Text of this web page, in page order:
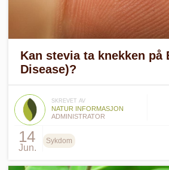
Kan stevia ta knekken på
Disease)?
SKREVET AV
NATUR INFORMASJON
ADMINISTRATOR
14
Jun.
Sykdom